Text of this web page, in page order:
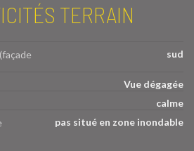
TERRAIN
sud
Vue dégagée
calme
pas situé en zone inondable